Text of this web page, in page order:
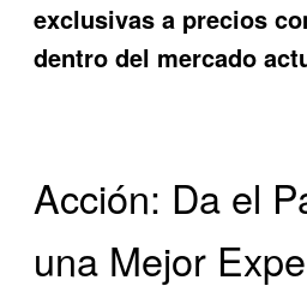
exclusivas a precios
dentro del mercado
Acción: Da el
una Mejor